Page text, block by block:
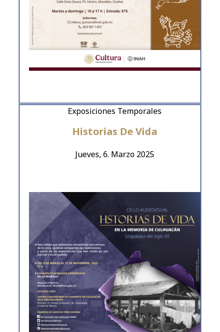
Jueves, 6. Marzo 2025
Historias De Vida
Exposiciones Temporales